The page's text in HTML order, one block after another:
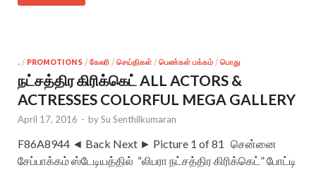
. / PROMOTIONS / கேலரி / செய்திகள் / பெண்கள் பக்கம் / பொது
நட்சத்திர கிரிக்கெட் ALL ACTORS &
ACTRESSES COLORFUL MEGA GALLERY
April 17, 2016 - bySu Senthilkumaran
F86A8944 ◄ Back Next ► Picture 1 of 81 சென்னை
சேப்பாக்கம் ஸ்டேடியத்தில் “லிபரா நட்சத்திர கிரிக்கெட்” போட்டி